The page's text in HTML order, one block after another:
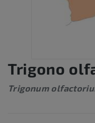
Trigono
Trigonum